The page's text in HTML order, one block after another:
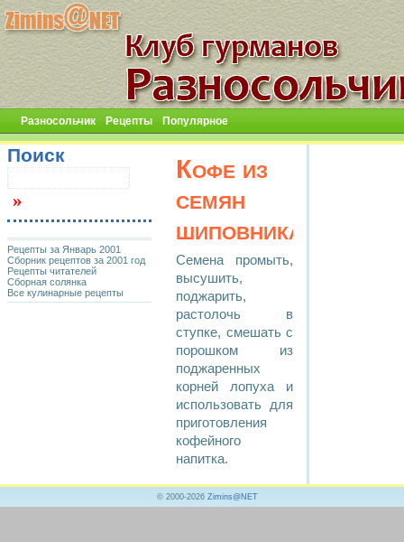
Разносольчик Рецепты Популярное
Кофе из
семян
шиповника
Семена промыть,
высушить,
поджарить,
растолочь в
ступке, смешать с
порошком из
поджаренных
корней лопуха и
использовать для
приготовления
кофейного
напитка.
Поиск
Рецепты за Январь 2001
Сборник рецептов за 2001 год
Рецепты читателей
Сборная солянка
Все кулинарные рецепты
© 2000-2026 Zimins@NET